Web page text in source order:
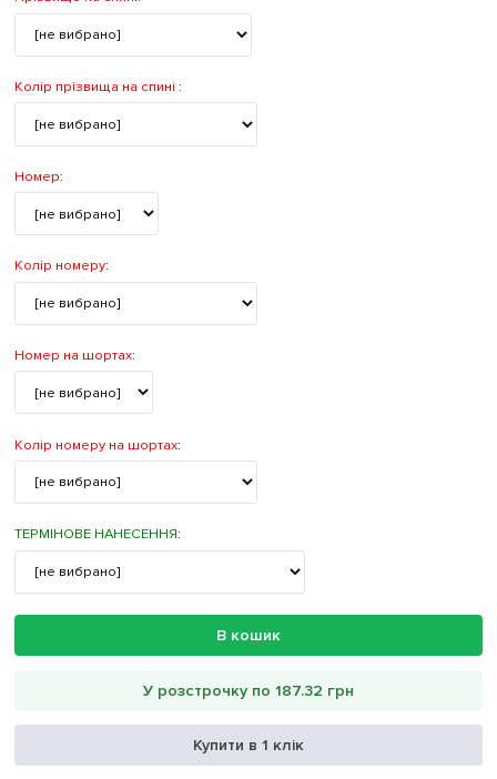
Колір прізвища на спині :
Номер:
Колір номеру:
Номер на шортах:
Колір номеру на шортах:
ТЕРМІНОВЕ НАНЕСЕННЯ:
В кошик
У розстрочку по 187.32 грн
Купити в 1 клік